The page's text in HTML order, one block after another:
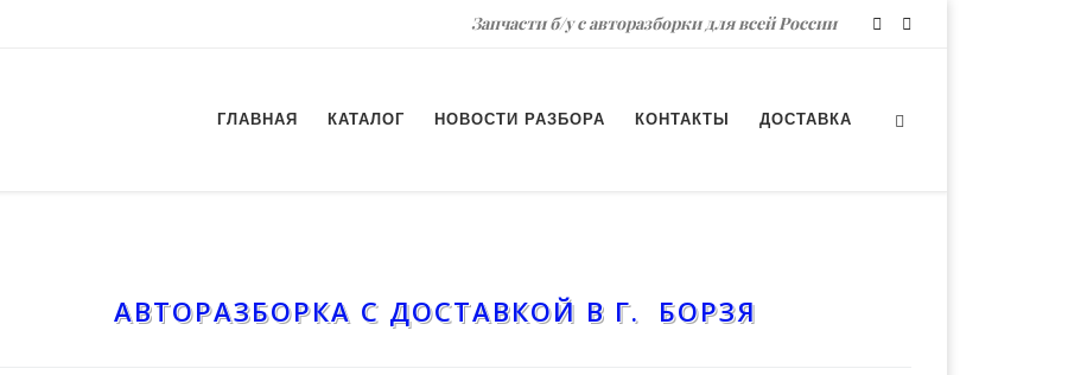
Запчасти б/у с авторазборки для всей России
ГЛАВНАЯ КАТАЛОГ НОВОСТИ РАЗБОРА КОНТАКТЫ ДОСТАВКА
АВТОРАЗБОРКА С ДОСТАВКОЙ В Г. БОРЗЯ